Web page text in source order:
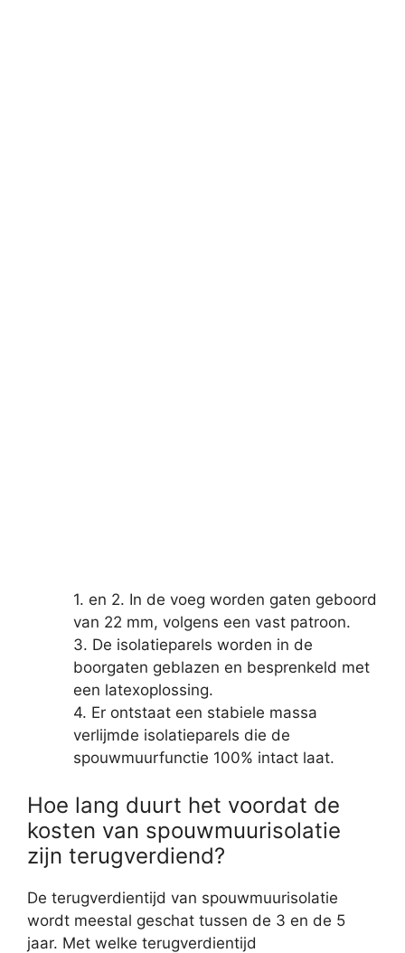
1. en 2. In de voeg worden gaten geboord
van 22 mm, volgens een vast patroon.
3. De isolatieparels worden in de
boorgaten geblazen en besprenkeld met
een latexoplossing.
4. Er ontstaat een stabiele massa
verlijmde isolatieparels die de
spouwmuurfunctie 100% intact laat.
Hoe lang duurt het voordat de
kosten van spouwmuurisolatie
zijn terugverdiend?
De terugverdientijd van spouwmuurisolatie
wordt meestal geschat tussen de 3 en de 5
jaar. Met welke terugverdientijd